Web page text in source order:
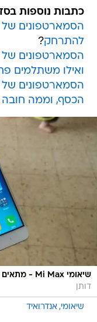
כתבות נוספות
הסמארטפונים של
להתרחק?
הסמארטפונים של
ואילו משתלמים
הכסף, וממה
שיאומי Mi Max - מתאים לקהל מאוד ספציפי.
דותן
שיאומי אנדרואיד